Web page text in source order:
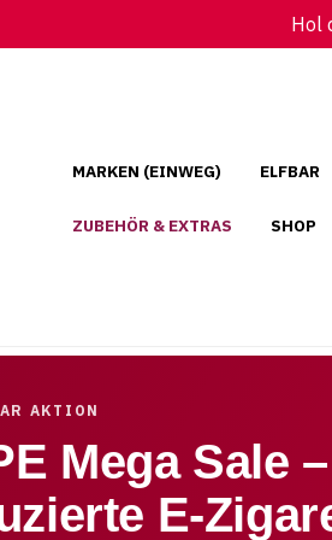
KOSTENLOSER VERSAND AB 59
MARKEN (EINWEG) ELFBAR
ZUBEHÖR & EXTRAS SHOP
AKTION
Mega Sale
Hol